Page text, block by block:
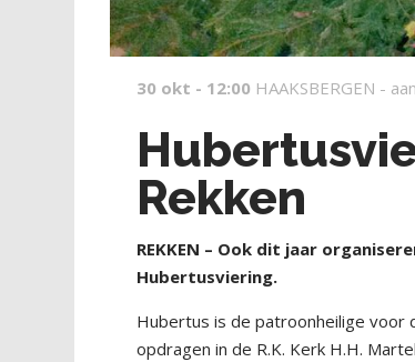
30 okt - 12:00 HAAKSBERGEN -
Rekken
REKKEN – Ook dit jaar
Hubertusviering.
Hubertus is de patroonheilige voor
opdragen in de R.K. Kerk H.H.